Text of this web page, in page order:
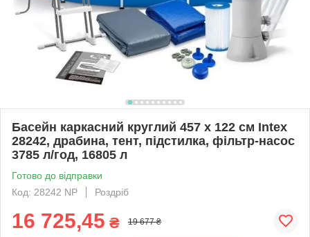
Басейн каркасний круглий 457 x 122 см Intex
28242, драбина, тент, підстилка, фільтр-насос
3785 л/год, 16805 л
Готово до відправки
Код: 28242 NP
Роздріб
16 725,45 ₴ 19 677 ₴